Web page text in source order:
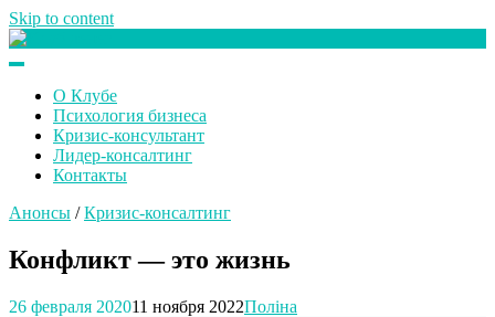
Skip to content
О Клубе
Психология бизнеса
Кризис-консультант
Лидер-консалтинг
Контакты
Анонсы /Кризис-консалтинг
Конфликт — это жизнь
26 февраля 202011 ноября 2022Поліна